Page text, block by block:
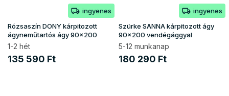
ingyenes
Rózsaszín DONY kárpitozott
ágyneműtartós ágy 90x200
1-2 hét
135 590 Ft
ingyenes
Szürke SANNA kárpitozott ágy
90x200 vendégággyal
5-12 munkanap
180 290 Ft